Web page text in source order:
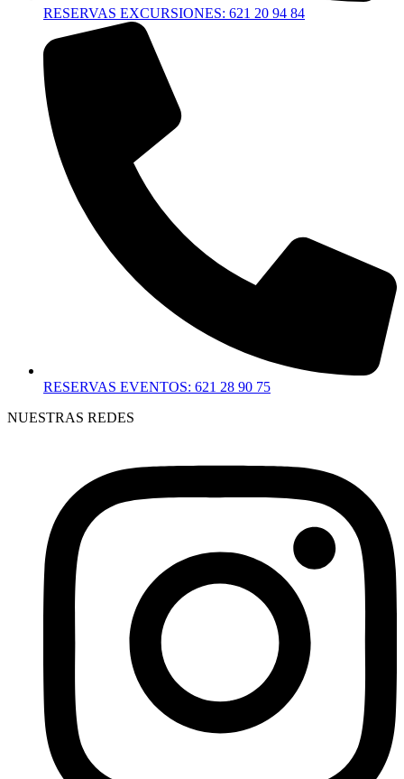
RESERVAS EXCURSIONES: 621 20 94 84
RESERVAS EVENTOS: 621 28 90 75
NUESTRAS REDES